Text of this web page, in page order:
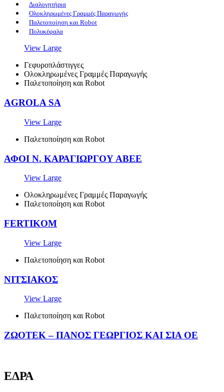
Διαλογητήρια
Ολοκληρωμένες Γραμμές Παραγωγής
Παλετοποίηση και Robot
Πολυκέφαλα
View Large
Γεφυροπλάστιγγες
Ολοκληρωμένες Γραμμές Παραγωγής
Παλετοποίηση και Robot
AGROLA SA
View Large
Παλετοποίηση και Robot
ΑΦΟΙ Ν. ΚΑΡΑΓΙΩΡΓΟΥ ΑΒΕΕ
View Large
Ολοκληρωμένες Γραμμές Παραγωγής
Παλετοποίηση και Robot
FERTIKOM
View Large
Παλετοποίηση και Robot
ΝΙΤΣΙΑΚΟΣ
View Large
Παλετοποίηση και Robot
ΖΩΟΤΕΚ – ΠΑΝΟΣ ΓΕΩΡΓΙΟΣ ΚΑΙ ΣΙΑ ΟΕ
ΕΔΡΑ